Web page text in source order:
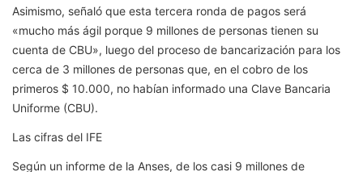
Asimismo, señaló que esta tercera ronda de pagos será
«mucho más ágil porque 9 millones de personas tienen su
cuenta de CBU», luego del proceso de bancarización para los
cerca de 3 millones de personas que, en el cobro de los
primeros $ 10.000, no habían informado una Clave Bancaria
Uniforme (CBU).
Las cifras del IFE
Según un informe de la Anses, de los casi 9 millones de